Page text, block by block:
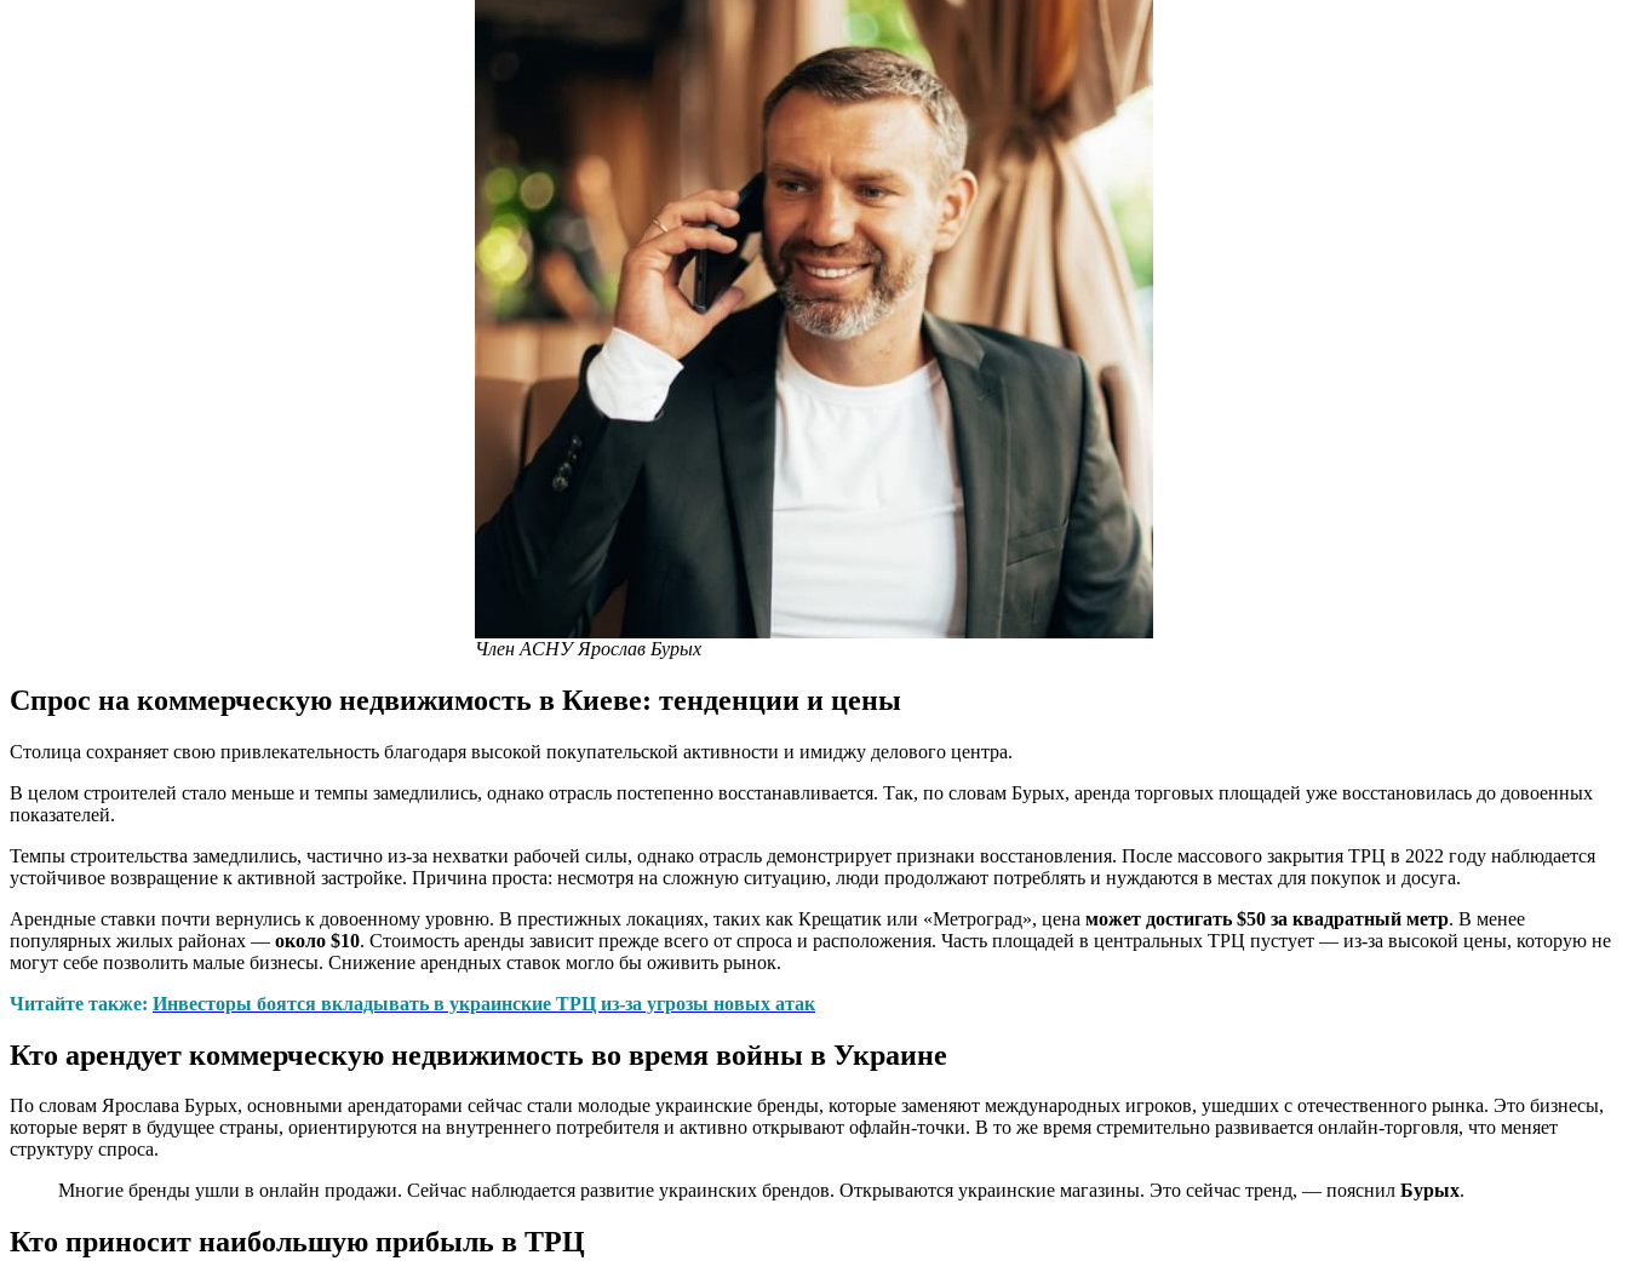
Член АСНУ Ярослав Бурых
Спрос на коммерческую недвижимость в Киеве: тенденции и цены
Столица сохраняет свою привлекательность благодаря высокой покупательской активности и имиджу делового центра.
В целом строителей стало меньше и темпы замедлились, однако отрасль постепенно восстанавливается. Так, по словам Бурых, аренда торговых площадей уже восстановилась до довоенных
показателей.
Темпы строительства замедлились, частично из-за нехватки рабочей силы, однако отрасль демонстрирует признаки восстановления. После массового закрытия ТРЦ в 2022 году наблюдается
устойчивое возвращение к активной застройке. Причина проста: несмотря на сложную ситуацию, люди продолжают потреблять и нуждаются в местах для покупок и досуга.
Арендные ставки почти вернулись к довоенному уровню. В престижных локациях, таких как Крещатик или «Метроград», цена может достигать $50 за квадратный метр. В менее
популярных жилых районах — около $10. Стоимость аренды зависит прежде всего от спроса и расположения. Часть площадей в центральных ТРЦ пустует — из-за высокой цены, которую не
могут себе позволить малые бизнесы. Снижение арендных ставок могло бы оживить рынок.
Читайте также: Инвесторы боятся вкладывать в украинские ТРЦ из-за угрозы новых атак
Кто арендует коммерческую недвижимость во время войны в Украине
По словам Ярослава Бурых, основными арендаторами сейчас стали молодые украинские бренды, которые заменяют международных игроков, ушедших с отечественного рынка. Это бизнесы,
которые верят в будущее страны, ориентируются на внутреннего потребителя и активно открывают офлайн-точки. В то же время стремительно развивается онлайн-торговля, что меняет
структуру спроса.
Многие бренды ушли в онлайн продажи. Сейчас наблюдается развитие украинских брендов. Открываются украинские магазины. Это сейчас тренд, — пояснил Бурых.
Кто приносит наибольшую прибыль в ТРЦ